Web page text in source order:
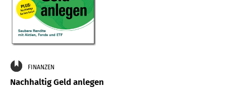
FINANZEN
Nachhaltig Geld anlegen